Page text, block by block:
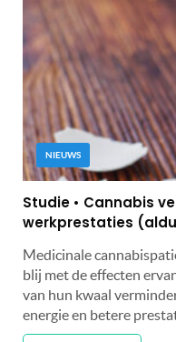
NIEUWS
Studie • Cannabis
werkprestaties
Medicinale
blij met de effecten
van hun kwaal
energie en betere